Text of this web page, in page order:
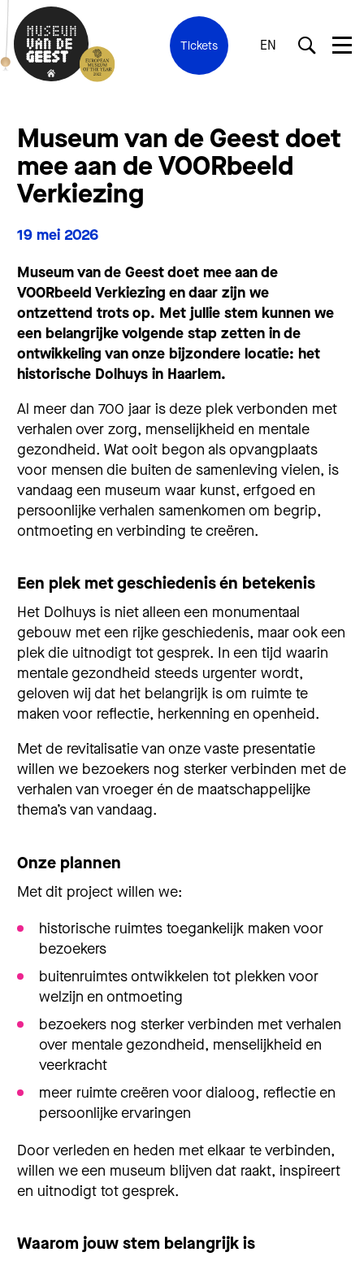
Tickets EN
Museum van de Geest doet
mee aan de VOORbeeld
Verkiezing
19 mei 2026
Museum van de Geest doet mee aan de
VOORbeeld Verkiezing en daar zijn we
ontzettend trots op. Met jullie stem kunnen we
een belangrijke volgende stap zetten in de
ontwikkeling van onze bijzondere locatie: het
historische Dolhuys in Haarlem.
Al meer dan 700 jaar is deze plek verbonden met
verhalen over zorg, menselijkheid en mentale
gezondheid. Wat ooit begon als opvangplaats
voor mensen die buiten de samenleving vielen, is
vandaag een museum waar kunst, erfgoed en
persoonlijke verhalen samenkomen om begrip,
ontmoeting en verbinding te creëren.
Een plek met geschiedenis én betekenis
Het Dolhuys is niet alleen een monumentaal
gebouw met een rijke geschiedenis, maar ook een
plek die uitnodigt tot gesprek. In een tijd waarin
mentale gezondheid steeds urgenter wordt,
geloven wij dat het belangrijk is om ruimte te
maken voor reflectie, herkenning en openheid.
Met de revitalisatie van onze vaste presentatie
willen we bezoekers nog sterker verbinden met de
verhalen van vroeger én de maatschappelijke
thema’s van vandaag.
Onze plannen
Met dit project willen we:
historische ruimtes toegankelijk maken voor
bezoekers
buitenruimtes ontwikkelen tot plekken voor
welzijn en ontmoeting
bezoekers nog sterker verbinden met verhalen
over mentale gezondheid, menselijkheid en
veerkracht
meer ruimte creëren voor dialoog, reflectie en
persoonlijke ervaringen
Door verleden en heden met elkaar te verbinden,
willen we een museum blijven dat raakt, inspireert
en uitnodigt tot gesprek.
Waarom jouw stem belangrijk is